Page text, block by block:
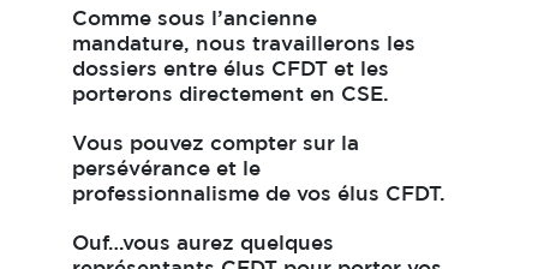
Comme sous l’ancienne
mandature, nous travaillerons les
dossiers entre élus CFDT et les
porterons directement en CSE.
Vous pouvez compter sur la
persévérance et le
professionnalisme de vos élus CFDT.
Ouf…vous aurez quelques